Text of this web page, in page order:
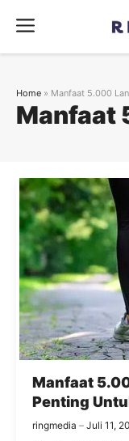
isi
Menu
Manfaat
Home » Manfaat 5.000
Manfaat
Penting
ringmedia Juli 11,